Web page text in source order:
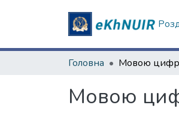
Головна
Мовою